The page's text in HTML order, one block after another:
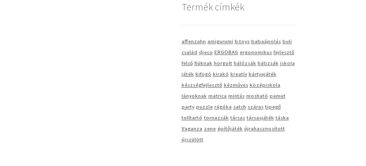
Termék címkék
affenzahn amigurumi b.toys babaápolás buli
család djeco ERGOBAG ergonomikus fejlesztő
felső fiúknak horgolt hálózsák hátizsák iskola
játék kifogó kirakó kreatív kártyajáték
készségfejlesztő kézműves középiskola
lányoknak matrica mintás mosható pamut
party puzzle rágóka satch száras tipegő
tolltartó tornazsák társas társasjáték táska
Vaganza zene építőjáték újrahasznosított
újszülött